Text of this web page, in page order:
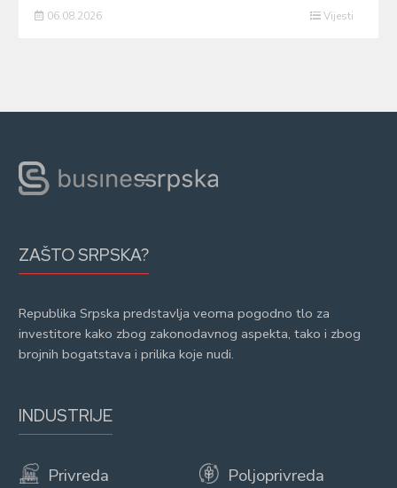
06.08.2026 Vijesti
ZAŠTO SRPSKA?
Republika Srpska predstavlja veoma pogodno tlo za
investitore kako zbog zakonodavnog aspekta, tako i zbog
brojnih bogatstava i prilika koje nudi.
INDUSTRIJE
Privreda
Poljoprivreda